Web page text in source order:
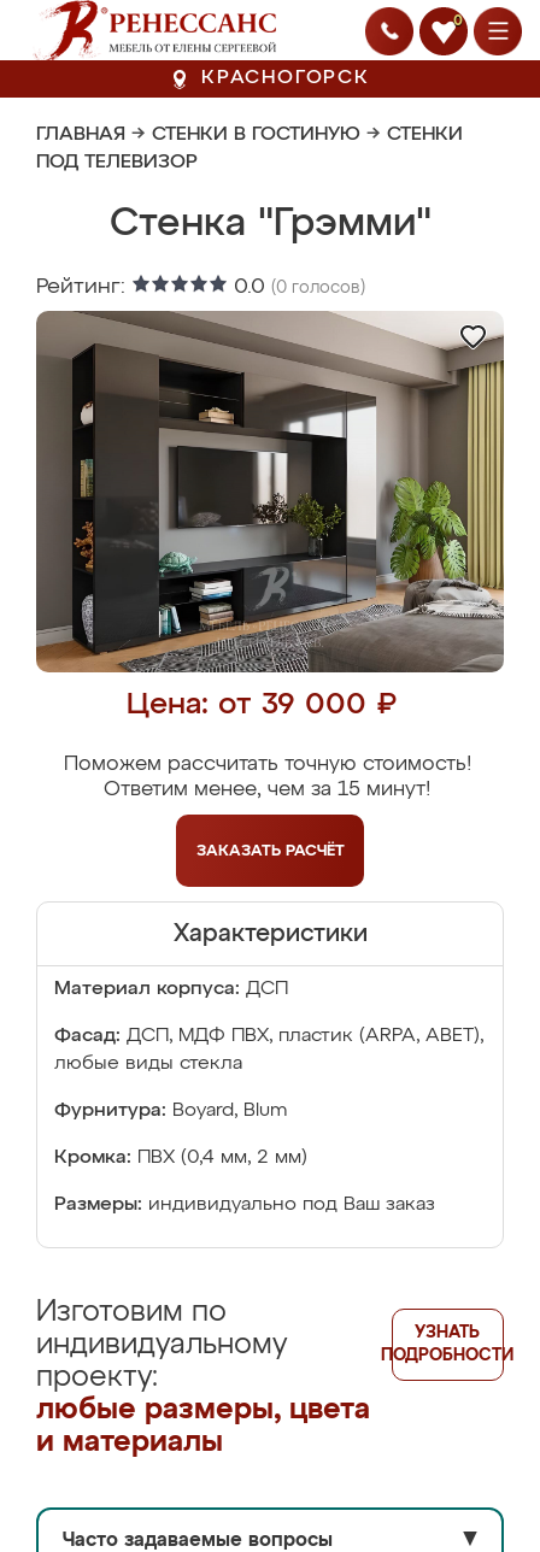
0
КРАСНОГОРСК
ГЛАВНАЯ → СТЕНКИ В ГОСТИНУЮ → СТЕНКИ
ПОД ТЕЛЕВИЗОР
Стенка "Грэмми"
Рейтинг: 0.0 (0 голосов)
Цена: от 39 000 ₽
Поможем рассчитать точную стоимость!
Ответим менее, чем за 15 минут!
ЗАКАЗАТЬ РАСЧЁТ
Характеристики
Материал корпуса: ДСП
Фасад: ДСП, МДФ ПВХ, пластик (ARPA, ABET),
любые виды стекла
Фурнитура: Boyard, Blum
Кромка: ПВХ (0,4 мм, 2 мм)
Размеры: индивидуально под Ваш заказ
Изготовим по
индивидуальному
проекту:
любые размеры, цвета
и материалы
УЗНАТЬ
ПОДРОБНОСТИ
Часто задаваемые вопросы ▼